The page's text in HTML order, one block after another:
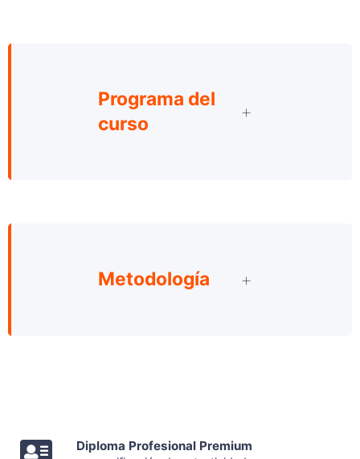
Programa del
curso
Metodología
Diploma Profesional Premium